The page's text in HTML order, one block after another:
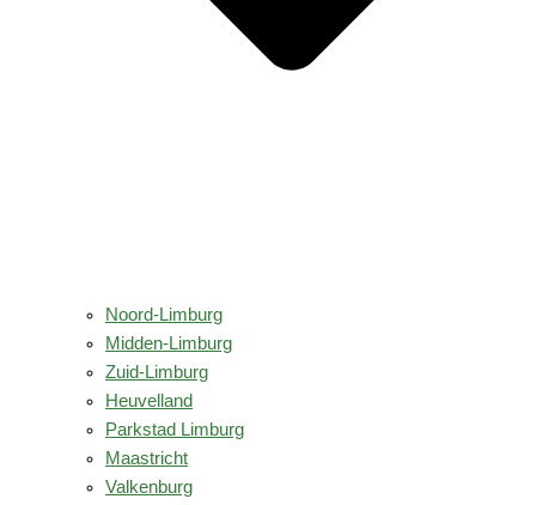
Noord-Limburg
Midden-Limburg
Zuid-Limburg
Heuvelland
Parkstad Limburg
Maastricht
Valkenburg